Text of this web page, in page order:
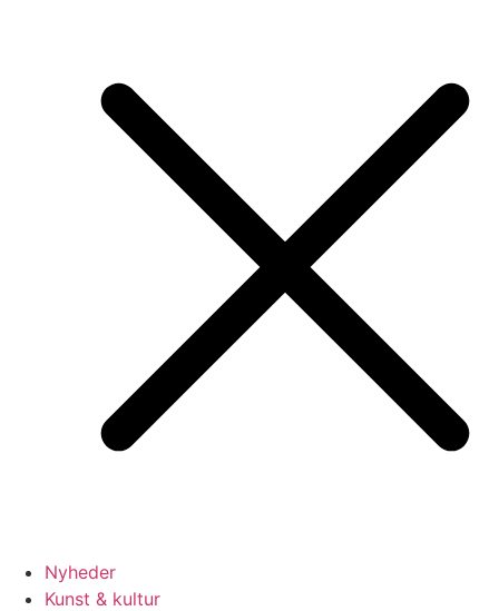
Nyheder
Kunst & kultur